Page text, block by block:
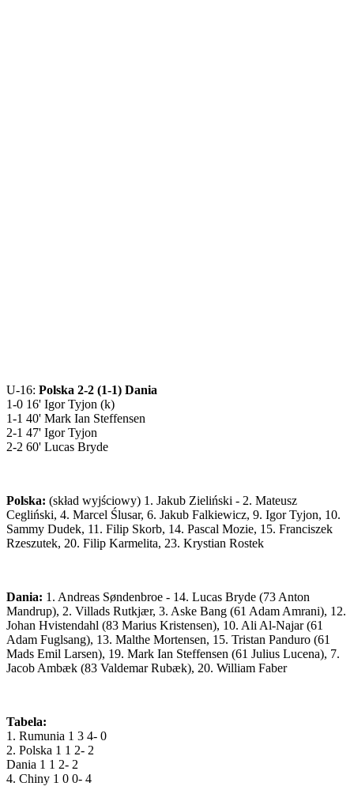
U-16: Polska 2-2 (1-1) Dania
1-0 16' Igor Tyjon (k)
1-1 40' Mark Ian Steffensen
2-1 47' Igor Tyjon
2-2 60' Lucas Bryde
Polska: (skład wyjściowy) 1. Jakub Zieliński - 2. Mateusz
Cegliński, 4. Marcel Ślusar, 6. Jakub Falkiewicz, 9. Igor Tyjon, 10.
Sammy Dudek, 11. Filip Skorb, 14. Pascal Mozie, 15. Franciszek
Rzeszutek, 20. Filip Karmelita, 23. Krystian Rostek
Dania: 1. Andreas Søndenbroe - 14. Lucas Bryde (73 Anton
Mandrup), 2. Villads Rutkjær, 3. Aske Bang (61 Adam Amrani), 12.
Johan Hvistendahl (83 Marius Kristensen), 10. Ali Al-Najar (61
Adam Fuglsang), 13. Malthe Mortensen, 15. Tristan Panduro (61
Mads Emil Larsen), 19. Mark Ian Steffensen (61 Julius Lucena), 7.
Jacob Ambæk (83 Valdemar Rubæk), 20. William Faber
Tabela:
1. Rumunia 1 3 4- 0
2. Polska 1 1 2- 2
Dania 1 1 2- 2
4. Chiny 1 0 0- 4